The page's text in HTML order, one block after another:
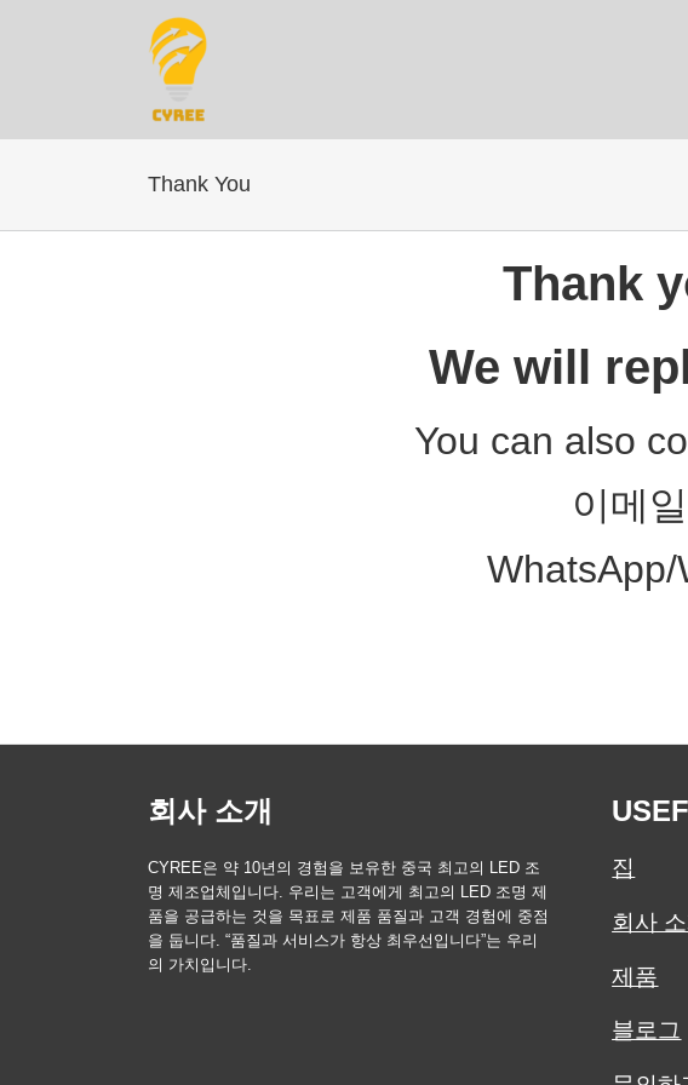
Thank You
Thank
We will
You can also
이메
회사 소개
CYREE은 약 10년의 경험을 보유한 중국 최고의 LED 조
명 제조업체입니다. 우리는 고객에게 최고의 LED 조명 제
품을 공급하는 것을 목표로 제품 품질과 고객 경험에 중점
을 둡니다. “품질과 서비스가 항상 최우선입니다”는 우리
의 가치입니다.
집
회사
제품
블로그